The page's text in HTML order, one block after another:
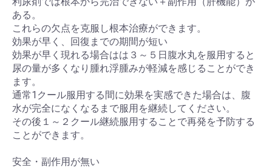
ある。
これらの欠点を克服し根本治療ができます。
効果が早く、回復までの期間が短い
効果が早く現れる場合はは３～５日腹水丸を服用すると
尿の量が多くなり腫れ浮腫みが軽減を感じることができ
ます。
通常1クール服用する間に効果を実感できた場合は、腹
水が完全になくなるまで服用を継続してください。
その後１～２クール継続服用することで再発を予防する
ことができます。
安全・副作用が無い